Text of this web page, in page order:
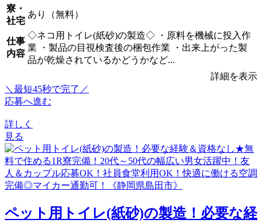
寮・
社宅
あり（無料）
仕事
内容
◇ネコ用トイレ(紙砂)の製造◇ ・原料を機械に投入作
業 ・製品の目視検査後の梱包作業 ・出来上がった製
品が乾燥されているかどうかなど...
詳細を表示
＼最短45秒で完了／
応募へ進む
詳しく
見る
ペット用トイレ(紙砂)の製造！必要な経